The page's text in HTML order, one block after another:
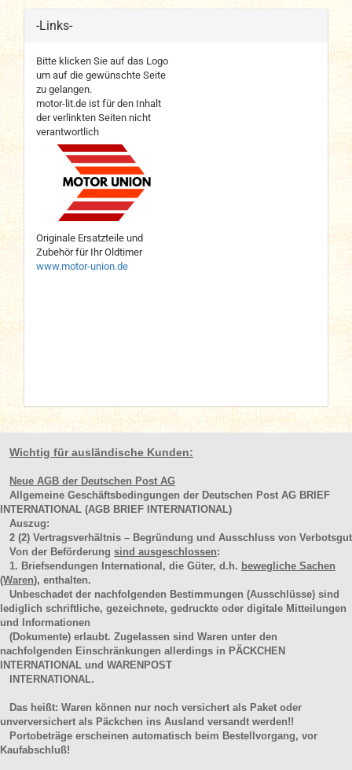
-Links-
Bitte klicken Sie auf das Logo
um auf die gewünschte Seite
zu gelangen.
motor-lit.de ist für den Inhalt
der verlinkten Seiten nicht
verantwortlich
Originale Ersatzteile und
Zubehör für Ihr Oldtimer
www.motor-union.de
Wichtig für ausländische Kunden:
Neue AGB der Deutschen Post AG
Allgemeine Geschäftsbedingungen der Deutschen Post AG BRIEF
INTERNATIONAL (AGB BRIEF INTERNATIONAL)
Auszug:
2 (2) Vertragsverhältnis – Begründung und Ausschluss von Verbotsgut
Von der Beförderung sind ausgeschlossen:
1. Briefsendungen International, die Güter, d.h. bewegliche Sachen
(Waren), enthalten.
Unbeschadet der nachfolgenden Bestimmungen (Ausschlüsse) sind
lediglich schriftliche, gezeichnete, gedruckte oder digitale Mitteilungen
und Informationen
(Dokumente) erlaubt. Zugelassen sind Waren unter den
nachfolgenden Einschränkungen allerdings in PÄCKCHEN
INTERNATIONAL und WARENPOST
INTERNATIONAL.
Das heißt: Waren können nur noch versichert als Paket oder
unverversichert als Päckchen ins Ausland versandt werden!!
Portobeträge erscheinen automatisch beim Bestellvorgang, vor
Kaufabschluß!